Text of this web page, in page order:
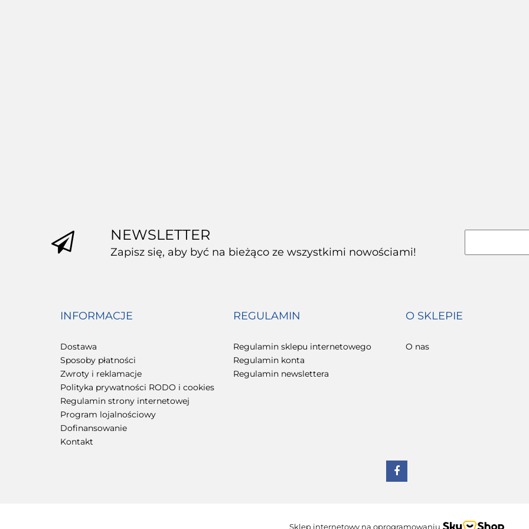
NEWSLETTER
Zapisz się, aby być na bieżąco ze wszystkimi nowościami!
INFORMACJE
Dostawa
Sposoby płatności
Zwroty i reklamacje
Polityka prywatności RODO i cookies
Regulamin strony internetowej
Program lojalnościowy
Dofinansowanie
Kontakt
REGULAMIN
Regulamin sklepu internetowego
Regulamin konta
Regulamin newslettera
O SKLEPIE
O nas
Sklep internetowy na oprogramowaniu